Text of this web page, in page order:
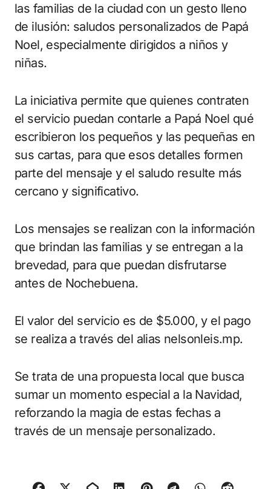
las familias de la ciudad con un gesto lleno
de ilusión: saludos personalizados de Papá
Noel, especialmente dirigidos a niños y
niñas.
La iniciativa permite que quienes contraten
el servicio puedan contarle a Papá Noel qué
escribieron los pequeños y las pequeñas en
sus cartas, para que esos detalles formen
parte del mensaje y el saludo resulte más
cercano y significativo.
Los mensajes se realizan con la información
que brindan las familias y se entregan a la
brevedad, para que puedan disfrutarse
antes de Nochebuena.
El valor del servicio es de $5.000, y el pago
se realiza a través del alias nelsonleis.mp.
Se trata de una propuesta local que busca
sumar un momento especial a la Navidad,
reforzando la magia de estas fechas a
través de un mensaje personalizado.